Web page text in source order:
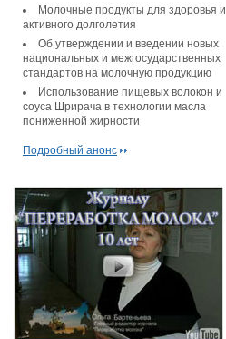
Молочные продукты для здоровья и
активного долголетия
Об утверждении и введении новых
национальных и межгосударственных
стандартов на молочную продукцию
Использование пищевых волокон и
соуса Шрирача в технологии масла
пониженной жирности
Подробный анонс